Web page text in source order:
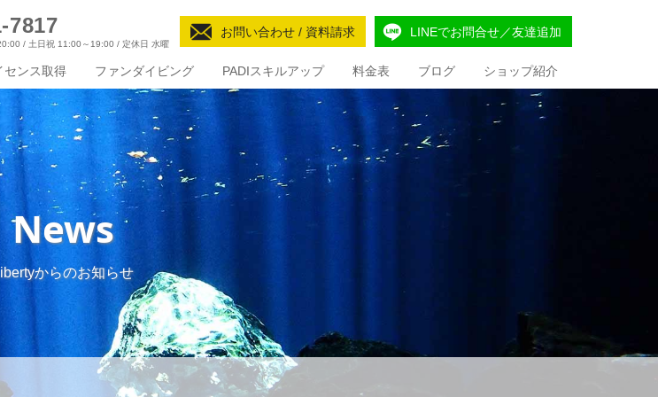
7817
/ 土日祝 11:00～19:00 / 定休日 水曜
お問い合わせ / 資料請求 LINEでお問合せ／友達追加
センス取得 ファンダイビング PADIスキルアップ 料金表 ブログ ショップ紹介
News
からのお知らせ